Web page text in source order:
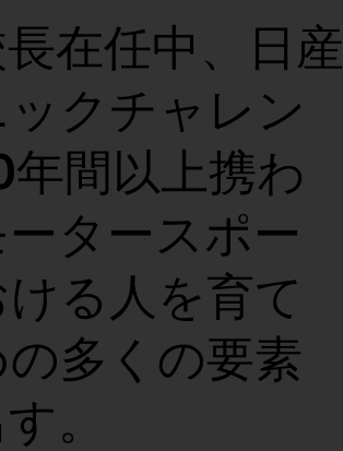
在任中、日産
ックチャレン
年間以上携わ
ータースポー
る人を育て
多くの要素
。